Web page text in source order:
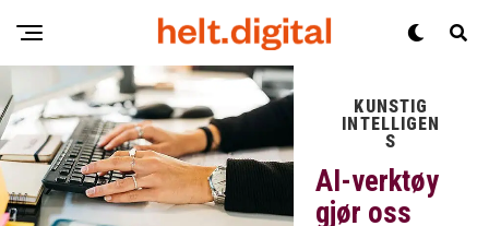
KUNSTIG
INTELLIGEN
S
AI-verktøy
gjør oss